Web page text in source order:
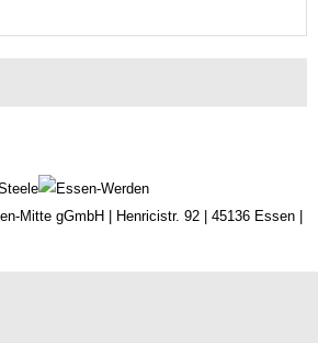
Mitte gGmbH | Henricistr. 92 | 45136 Essen |